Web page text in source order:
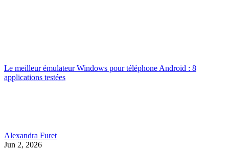
Le meilleur émulateur Windows pour téléphone Android : 8
applications testées
Alexandra Furet
Jun 2, 2026